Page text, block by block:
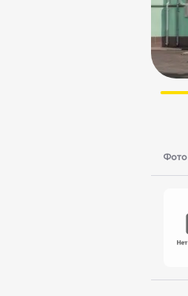
Фото